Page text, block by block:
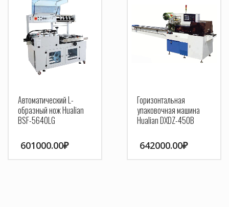
Автоматический L-
образный нож Hualian
BSF-5640LG
601000.00₽
Горизонтальная
упаковочная машина
Hualian DXDZ-450B
642000.00₽